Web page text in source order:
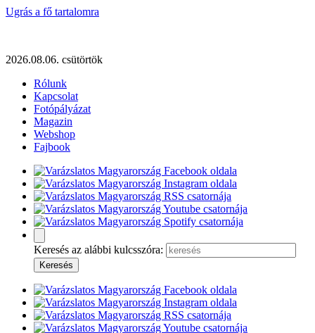
Ugrás a fő tartalomra
2026.08.06. csütörtök
Rólunk
Kapcsolat
Fotópályázat
Magazin
Webshop
Fajbook
Keresés az alábbi kulcsszóra: